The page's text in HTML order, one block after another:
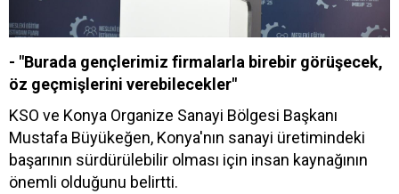
- "Burada gençlerimiz firmalarla birebir görüşecek,
öz geçmişlerini verebilecekler"
KSO ve Konya Organize Sanayi Bölgesi Başkanı
Mustafa Büyükeğen, Konya'nın sanayi üretimindeki
başarının sürdürülebilir olması için insan kaynağının
önemli olduğunu belirtti.